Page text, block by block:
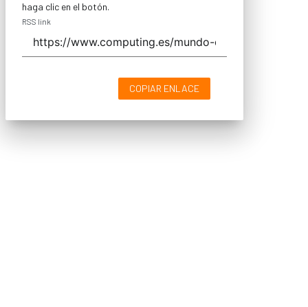
haga clic en el botón.
RSS link
COPIAR ENLACE